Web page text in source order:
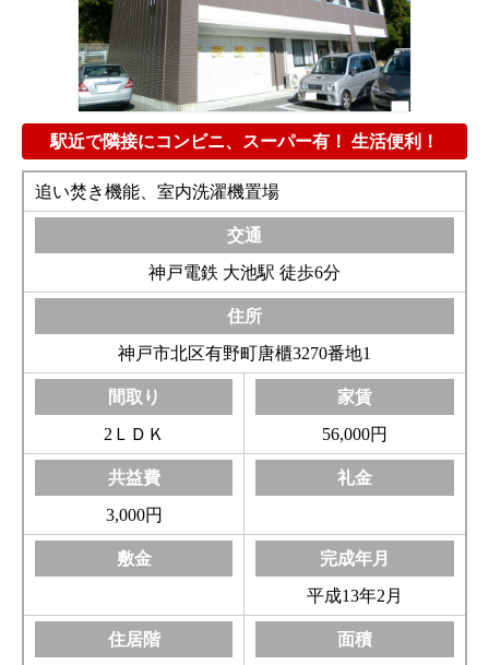
駅近で隣接にコンビニ、スーパー有！ 生活便利！
追い焚き機能、室内洗濯機置場
神戸電鉄 大池駅 徒歩6分
神戸市北区有野町唐櫃3270番地1
2ＬＤＫ 56,000円
3,000円
平成13年2月